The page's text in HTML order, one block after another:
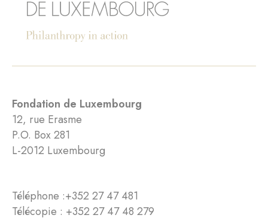
Fondation de Luxembourg
12, rue Erasme
P.O. Box 281
L-2012 Luxembourg
Téléphone :+352 27 47 481
Télécopie : +352 27 47 48 279